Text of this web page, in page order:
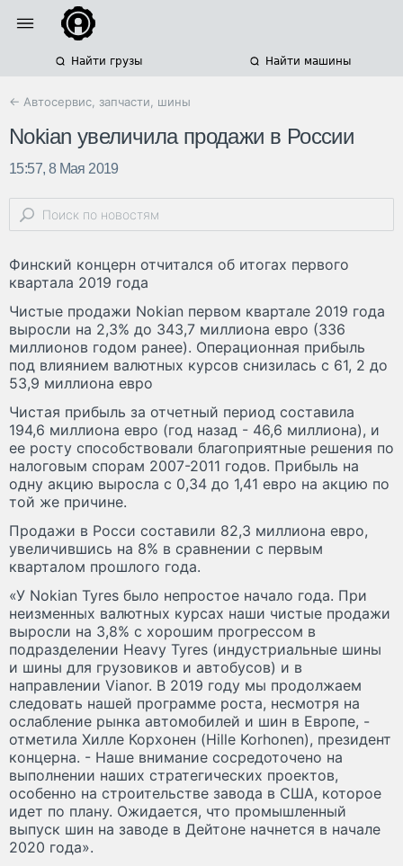
Найти грузы Найти машины
← Автосервис, запчасти, шины
Nokian увеличила продажи в России
15:57, 8 Мая 2019
Финский концерн отчитался об итогах первого
квартала 2019 года
Чистые продажи Nokian первом квартале 2019 года
выросли на 2,3% до 343,7 миллиона евро (336
миллионов годом ранее). Операционная прибыль
под влиянием валютных курсов снизилась с 61, 2 до
53,9 миллиона евро
Чистая прибыль за отчетный период составила
194,6 миллиона евро (год назад - 46,6 миллиона), и
ее росту способствовали благоприятные решения по
налоговым спорам 2007-2011 годов. Прибыль на
одну акцию выросла с 0,34 до 1,41 евро на акцию по
той же причине.
Продажи в Росси составили 82,3 миллиона евро,
увеличившись на 8% в сравнении с первым
кварталом прошлого года.
«У Nokian Tyres было непростое начало года. При
неизменных валютных курсах наши чистые продажи
выросли на 3,8% с хорошим прогрессом в
подразделении Heavy Tyres (индустриальные шины
и шины для грузовиков и автобусов) и в
направлении Vianor. В 2019 году мы продолжаем
следовать нашей программе роста, несмотря на
ослабление рынка автомобилей и шин в Европе, -
отметила Хилле Корхонен (Hille Korhonen), президент
концерна. - Наше внимание сосредоточено на
выполнении наших стратегических проектов,
особенно на строительстве завода в США, которое
идет по плану. Ожидается, что промышленный
выпуск шин на заводе в Дейтоне начнется в начале
2020 года».